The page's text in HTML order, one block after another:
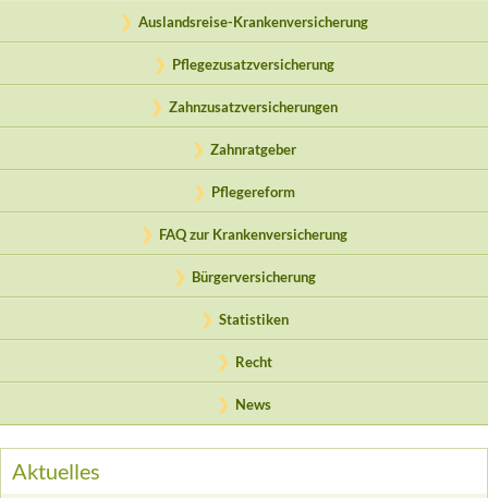
Auslandsreise-Krankenversicherung
Pflegezusatzversicherung
Zahnzusatzversicherungen
Zahnratgeber
Pflegereform
FAQ zur Krankenversicherung
Bürgerversicherung
Statistiken
Recht
News
Aktuelles